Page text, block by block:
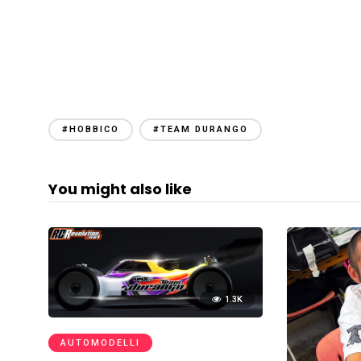
#HOBBICO #TEAM DURANGO
You might also like
1.3K
AUTOMODELLI